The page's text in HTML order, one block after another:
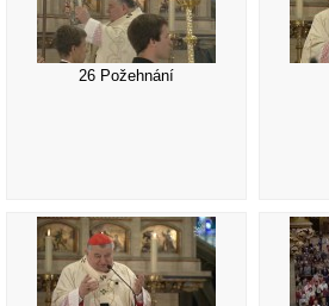
26 Požehnání